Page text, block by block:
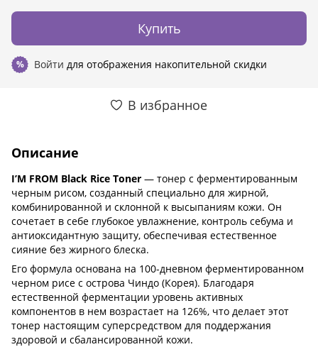
Купить
% Войти для отображения накопительной скидки
В избранное
Описание
I’M FROM Black Rice Toner — тонер с ферментированным
черным рисом, созданный специально для жирной,
комбинированной и склонной к высыпаниям кожи. Он
сочетает в себе глубокое увлажнение, контроль себума и
антиоксидантную защиту, обеспечивая естественное
сияние без жирного блеска.
Его формула основана на 100-дневном ферментированном
черном рисе с острова Чиндо (Корея). Благодаря
естественной ферментации уровень активных
компонентов в нем возрастает на 126%, что делает этот
тонер настоящим суперсредством для поддержания
здоровой и сбалансированной кожи.